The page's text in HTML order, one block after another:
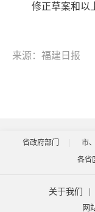
修正草案和以上
来源：福建日报
省政府部门 市
各省
关于我们
网